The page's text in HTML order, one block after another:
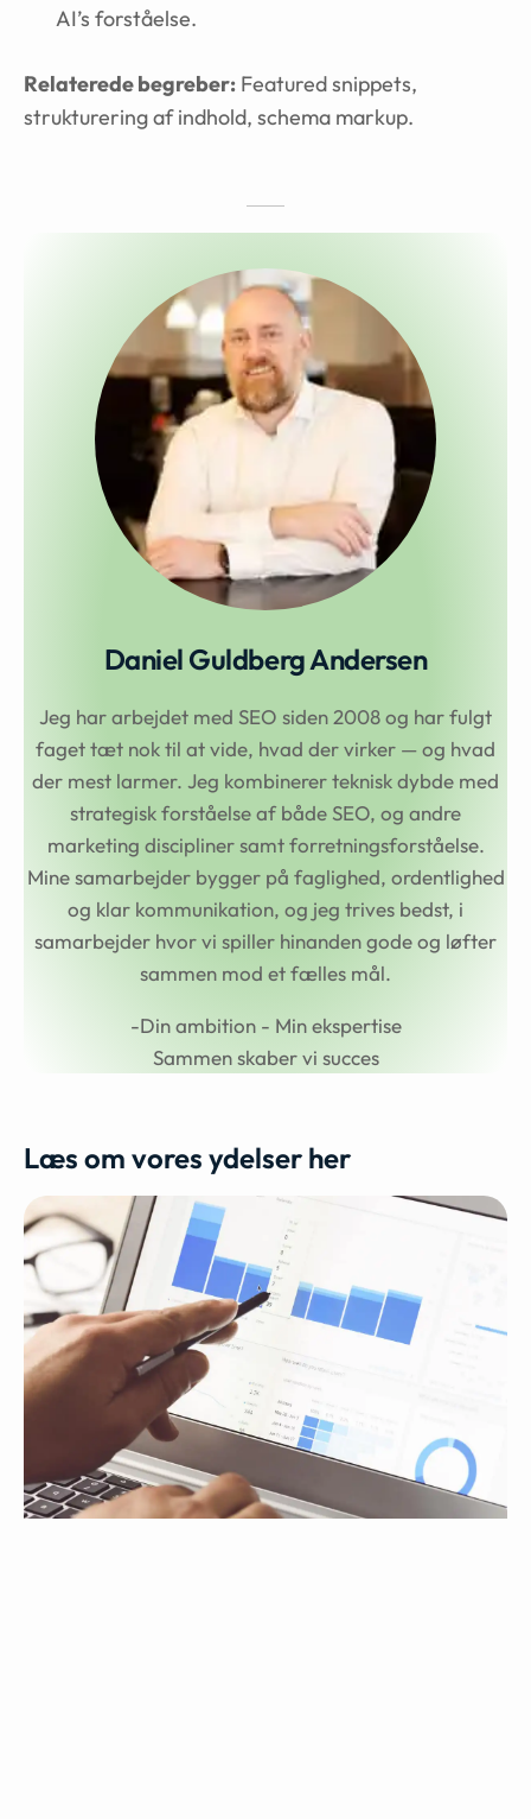
AI’s forståelse.
Relaterede begreber: Featured snippets,
strukturering af indhold, schema markup.
Daniel Guldberg Andersen
Jeg har arbejdet med SEO siden 2008 og har fulgt
faget tæt nok til at vide, hvad der virker — og hvad
der mest larmer. Jeg kombinerer teknisk dybde med
strategisk forståelse af både SEO, og andre
marketing discipliner samt forretningsforståelse.
Mine samarbejder bygger på faglighed, ordentlighed
og klar kommunikation, og jeg trives bedst, i
samarbejder hvor vi spiller hinanden gode og løfter
sammen mod et fælles mål.
-Din ambition - Min ekspertise
Sammen skaber vi succes
Læs om vores ydelser her